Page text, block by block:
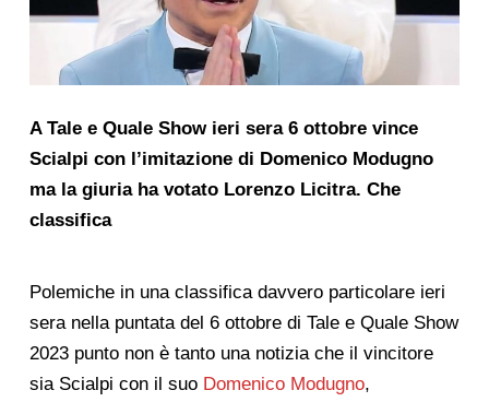
A Tale e Quale Show ieri sera 6 ottobre vince
Scialpi con l’imitazione di Domenico Modugno
ma la giuria ha votato Lorenzo Licitra. Che
classifica
Polemiche in una classifica davvero particolare ieri
sera nella puntata del 6 ottobre di Tale e Quale Show
2023 punto non è tanto una notizia che il vincitore
sia Scialpi con il suo Domenico Modugno,